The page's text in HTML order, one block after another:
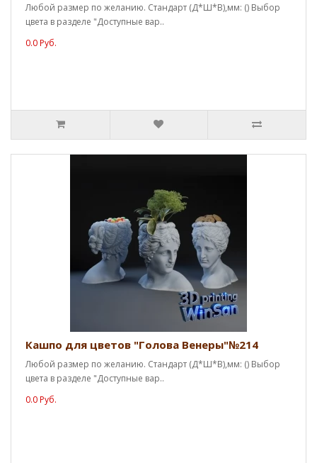
Любой размер по желанию. Стандарт (Д*Ш*В),мм: () Выбор
цвета в разделе "Доступные вар..
0.0 Руб.
Кашпо для цветов "Голова Венеры"№214
Любой размер по желанию. Стандарт (Д*Ш*В),мм: () Выбор
цвета в разделе "Доступные вар..
0.0 Руб.